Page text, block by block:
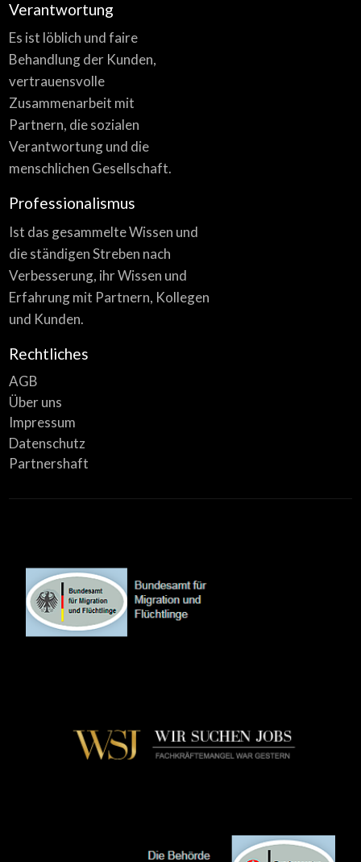
Verantwortung
Es ist löblich und faire
Behandlung der Kunden,
vertrauensvolle
Zusammenarbeit mit
Partnern, die sozialen
Verantwortung und die
menschlichen Gesellschaft.
Professionalismus
Ist das gesammelte Wissen und
die ständigen Streben nach
Verbesserung, ihr Wissen und
Erfahrung mit Partnern, Kollegen
und Kunden.
Rechtliches
AGB
Über uns
Impressum
Datenschutz
Partnershaft